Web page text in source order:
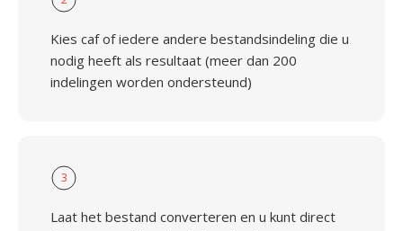
Kies caf of iedere andere bestandsindeling die u
nodig heeft als resultaat (meer dan 200
indelingen worden ondersteund)
3
Laat het bestand converteren en u kunt direct